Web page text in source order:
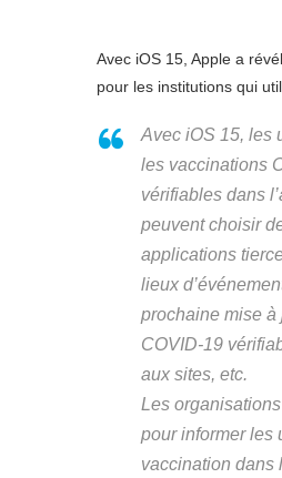
Avec iOS 15, Apple a
pour les institutions qui
Avec iOS 15, les
les vaccinations
vérifiables dans
peuvent choisir
applications
lieux
prochaine mise à
COVID-19
aux sites, etc.
Les
pour informer les
vaccination dans